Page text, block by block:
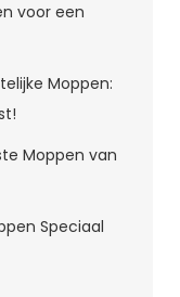
voor een
Moppen:
Moppen van
Speciaal